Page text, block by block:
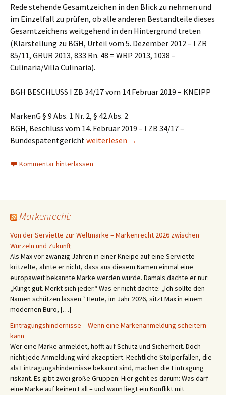
Rede stehende Gesamtzeichen in den Blick zu nehmen und
im Einzelfall zu prüfen, ob alle anderen Bestandteile dieses
Gesamtzeichens weitgehend in den Hintergrund treten
(Klarstellung zu BGH, Urteil vom 5. Dezember 2012 – I ZR
85/11, GRUR 2013, 833 Rn. 48 = WRP 2013, 1038 –
Culinaria/Villa Culinaria).
BGH BESCHLUSS I ZB 34/17 vom 14.Februar 2019 – KNEIPP
MarkenG § 9 Abs. 1 Nr. 2, § 42 Abs. 2
BGH, Beschluss vom 14. Februar 2019 – I ZB 34/17 –
BundespatentgerichtKNEIPP: Die Feststellung, dass ein
weiterlesen →
Kommentar hinterlassen
Markenrecht:
Von der Serviette zur Weltmarke – Markenrecht 2026 zwischen
Wurzeln und Zukunft
Als Max vor zwanzig Jahren in einer Kneipe auf eine Serviette
kritzelte, ahnte er nicht, dass aus diesem Namen einmal eine
europaweit bekannte Marke werden würde. Damals dachte er nur:
„Klingt gut. Merkt sich jeder.“ Was er nicht dachte: „Ich sollte den
Namen schützen lassen.“ Heute, im Jahr 2026, sitzt Max in einem
modernen Büro, […]
Eintragungshindernisse – Wenn eine Markenanmeldung scheitern
kann
Wer eine Marke anmeldet, hofft auf Schutz und Sicherheit. Doch
nicht jede Anmeldung wird akzeptiert. Rechtliche Stolperfallen, die
als Eintragungshindernisse bekannt sind, machen die Eintragung
riskant. Es gibt zwei große Gruppen: Hier geht es darum: Was darf
eine Marke auf keinen Fall – und wann liegt ein Konflikt mit